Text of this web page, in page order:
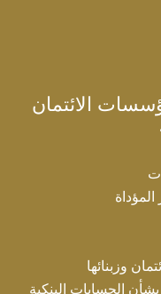
الائتمان
وزبنائها
الحسابات البنكية